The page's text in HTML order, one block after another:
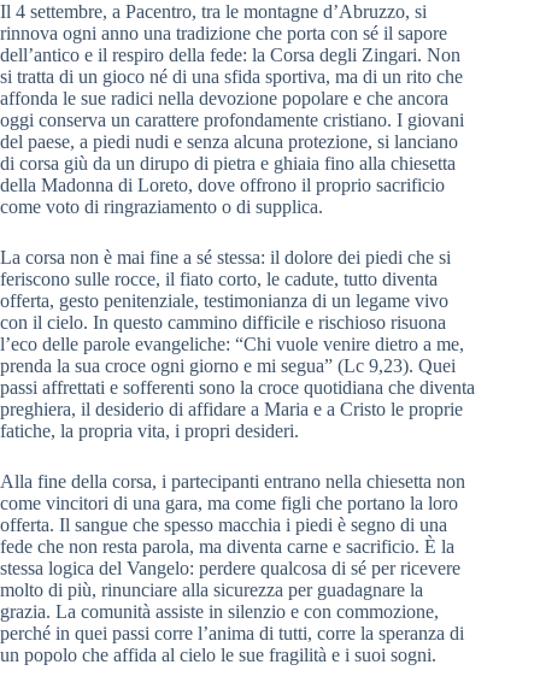
Il 4 settembre, a Pacentro, tra le montagne d’Abruzzo, si
rinnova ogni anno una tradizione che porta con sé il sapore
dell’antico e il respiro della fede: la Corsa degli Zingari. Non
si tratta di un gioco né di una sfida sportiva, ma di un rito che
affonda le sue radici nella devozione popolare e che ancora
oggi conserva un carattere profondamente cristiano. I giovani
del paese, a piedi nudi e senza alcuna protezione, si lanciano
di corsa giù da un dirupo di pietra e ghiaia fino alla chiesetta
della Madonna di Loreto, dove offrono il proprio sacrificio
come voto di ringraziamento o di supplica.
La corsa non è mai fine a sé stessa: il dolore dei piedi che si
feriscono sulle rocce, il fiato corto, le cadute, tutto diventa
offerta, gesto penitenziale, testimonianza di un legame vivo
con il cielo. In questo cammino difficile e rischioso risuona
l’eco delle parole evangeliche: “Chi vuole venire dietro a me,
prenda la sua croce ogni giorno e mi segua” (Lc 9,23). Quei
passi affrettati e sofferenti sono la croce quotidiana che diventa
preghiera, il desiderio di affidare a Maria e a Cristo le proprie
fatiche, la propria vita, i propri desideri.
Alla fine della corsa, i partecipanti entrano nella chiesetta non
come vincitori di una gara, ma come figli che portano la loro
offerta. Il sangue che spesso macchia i piedi è segno di una
fede che non resta parola, ma diventa carne e sacrificio. È la
stessa logica del Vangelo: perdere qualcosa di sé per ricevere
molto di più, rinunciare alla sicurezza per guadagnare la
grazia. La comunità assiste in silenzio e con commozione,
perché in quei passi corre l’anima di tutti, corre la speranza di
un popolo che affida al cielo le sue fragilità e i suoi sogni.